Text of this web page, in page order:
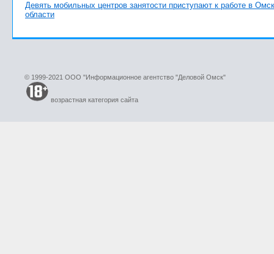
Девять мобильных центров занятости приступают к работе в
области
© 1999-2021 ООО "Информационное агентство "Деловой Омск"
возрастная категория сайта